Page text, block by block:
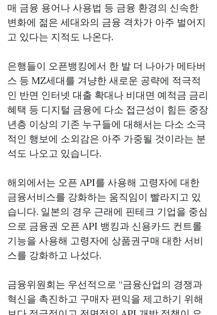
매 금융 용어나 사용법 등 금융 환경의 신속한
변화에 젊은 세대와의 금융 격차가 아주 벌어지
고 있다는 지적도 나온다.
은행들이 오픈뱅킹에서 한 발 더 나아가 메타버
스 등 MZ세대를 겨냥한 새로운 공략에 적극적
인 반면 인터넷 대출 확대나 비대면 예적금 금리
혜택 등 디지털 금융에 다소 접근성이 힘든 중장
년층 이상의 기존 누구들에 대해서는 다소 소극
적인 행보에 소외감은 아주 가중될 것이라는 분
석도 나오고 있습니다.
해외에서는 오픈 API를 사용해 고령자에 대한
금융서비스를 강화하는 움직임이 빨라지고 있
습니다. 일본의 경우 근래에 핀테크 기업을 중심
으로 금융권 오픈 API 뱅킹과 신용카드 컨트롤
기능을 사용해 고령자에 상품권구매 대한 서비
스를 강화하고 나섰다.
금융위원회는 우선적으로 “금융산업의 경쟁과
혁신을 촉진하고 구매자 편익을 제고하기 위해